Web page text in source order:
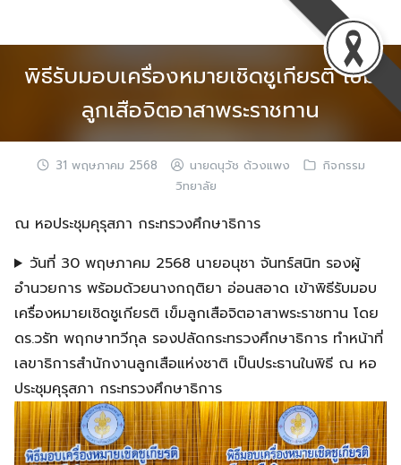
พิธีรับมอบเครื่องหมายเชิดชูเกียรติ เข็ม
ลูกเสือจิตอาสาพระราชทาน
31 พฤษภาคม 2568 นายดนุวัช ด้วงแพง
กิจกรรม
วิทยาลัย
ณ หอประชุมคุรุสภา กระทรวงศึกษาธิการ
วันที่ 30 พฤษภาคม 2568 นายอนุชา จันทร์สนิท รองผู้
อำนวยการ พร้อมด้วยนางกฤติยา อ่อนสอาด เข้าพิธีรับมอบ
เครื่องหมายเชิดชูเกียรติ เข็มลูกเสือจิตอาสาพระราชทาน โดย
ดร.วรัท พฤกษาทวีกุล รองปลัดกระทรวงศึกษาธิการ ทำหน้าที่
เลขาธิการสำนักงานลูกเสือแห่งชาติ เป็นประธานในพิธี ณ หอ
ประชุมคุรุสภา กระทรวงศึกษาธิการ